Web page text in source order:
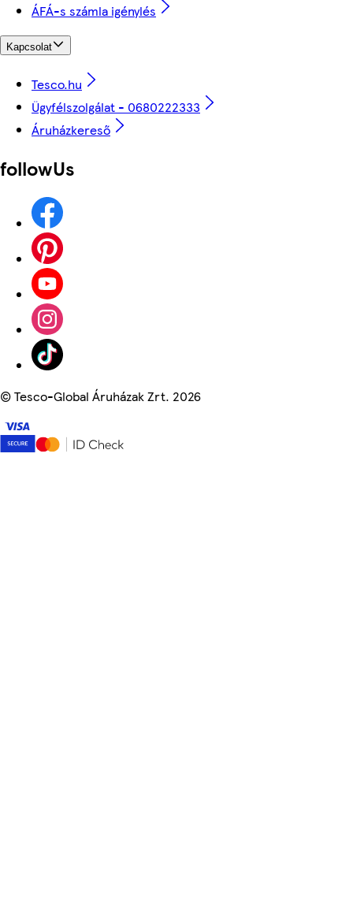
ÁFÁ-s számla igénylés
Kapcsolat
Tesco.hu
Ügyfélszolgálat - 0680222333
Áruházkereső
followUs
©Tesco-Global Áruházak Zrt. 2026